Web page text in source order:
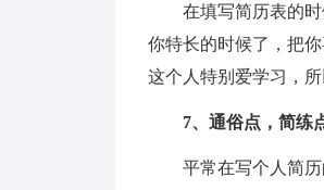
在填写简历表的
你特长的时候了，把
这个人特别爱学习，
7、通俗点，简练
平常在写个人简